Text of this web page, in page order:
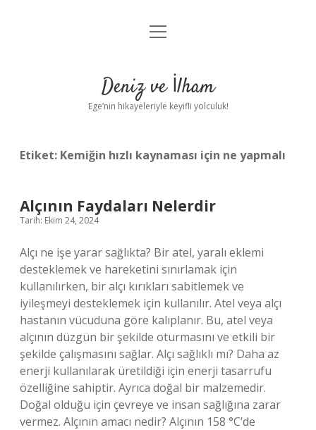
Anasayfa
Yasal Uyarı
menüyü
Deniz ve İlham
Ege’nin hikayeleriyle keyifli yolculuk!
Etiket: Kemiğin hızlı kaynaması için ne yapmalı
Alçının Faydaları Nelerdir
Tarih: Ekim 24, 2024
Alçı ne işe yarar sağlıkta? Bir atel, yaralı eklemi
desteklemek ve hareketini sınırlamak için
kullanılırken, bir alçı kırıkları sabitlemek ve
iyileşmeyi desteklemek için kullanılır. Atel veya alçı
hastanın vücuduna göre kalıplanır. Bu, atel veya
alçının düzgün bir şekilde oturmasını ve etkili bir
şekilde çalışmasını sağlar. Alçı sağlıklı mı? Daha az
enerji kullanılarak üretildiği için enerji tasarrufu
özelliğine sahiptir. Ayrıca doğal bir malzemedir.
Doğal olduğu için çevreye ve insan sağlığına zarar
vermez. Alçının amacı nedir? Alçının 158 °C’de